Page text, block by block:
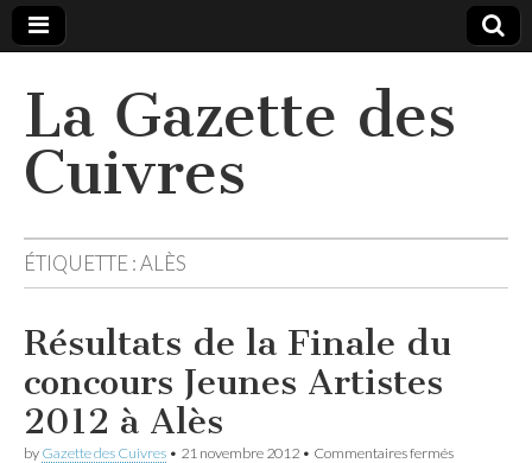
La Gazette des
Cuivres
ÉTIQUETTE :ALÈS
Résultats de la Finale du
concours Jeunes Artistes
2012 à Alès
by Gazette des Cuivres • 21 novembre 2012 • Commentaires ferméssur